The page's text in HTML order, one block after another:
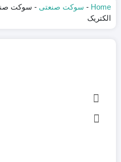
Home
- سوکت صنعتی -
الکتریک